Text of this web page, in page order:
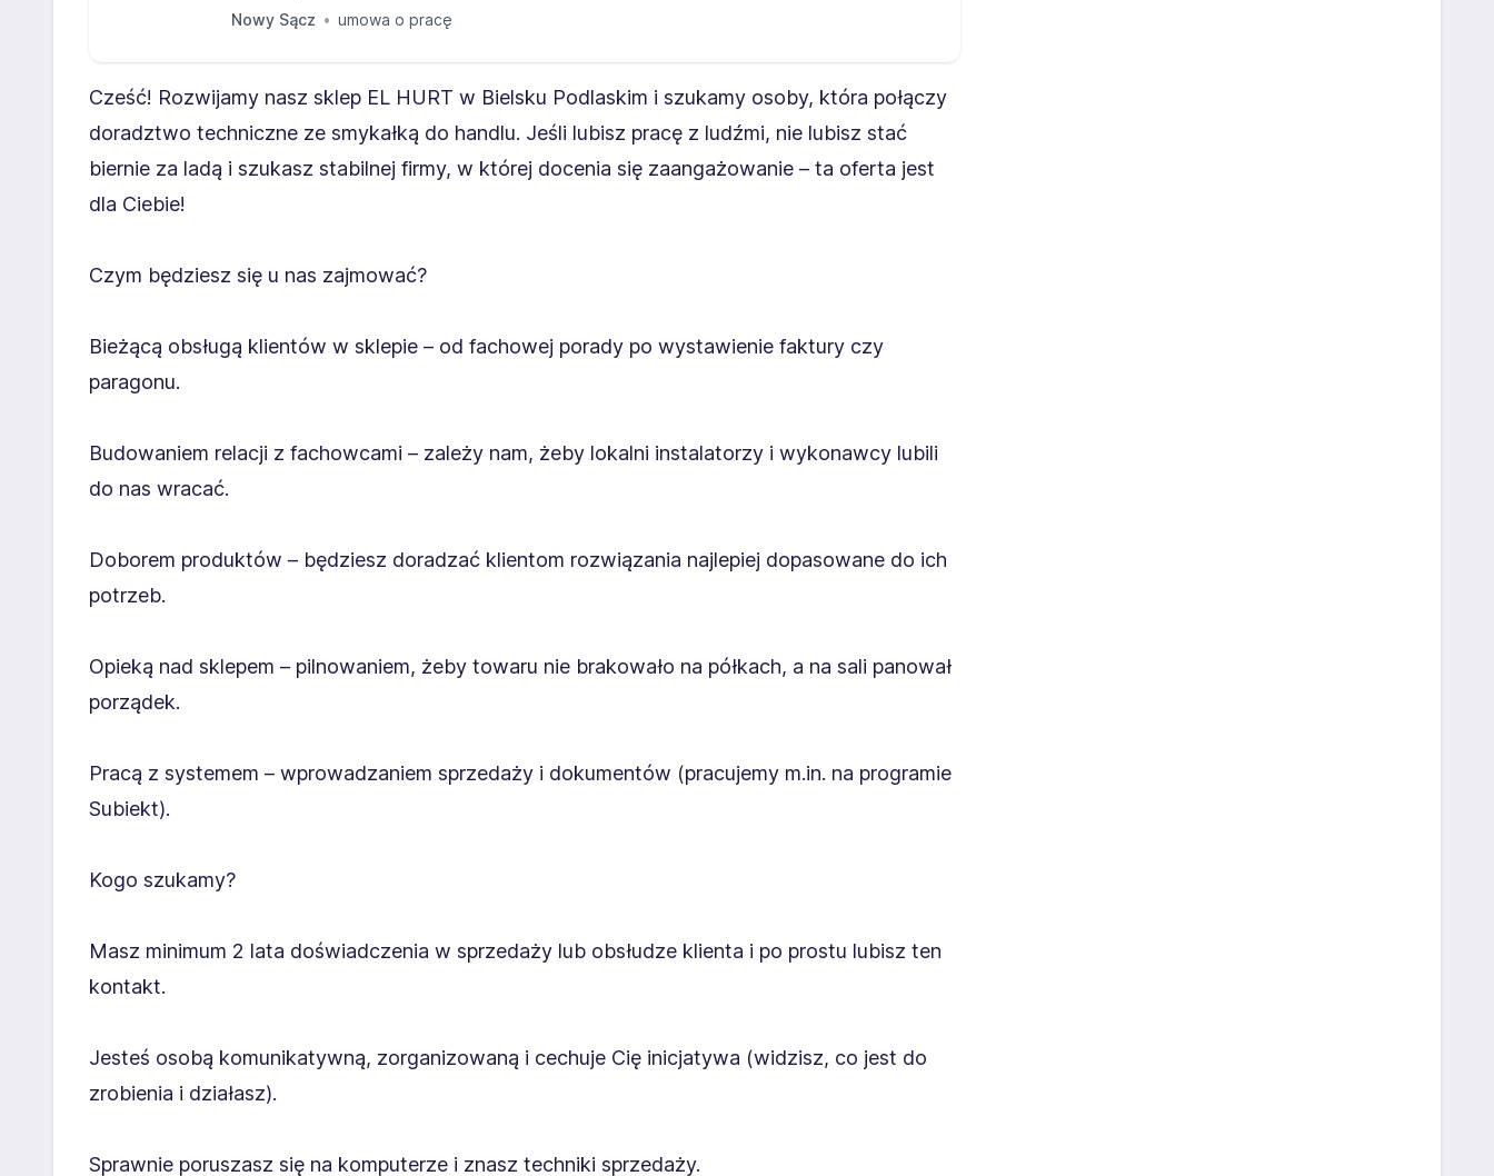
Nowy Sącz
umowa o pracę
Cześć! Rozwijamy nasz sklep EL HURT w Bielsku Podlaskim i szukamy osoby, która połączy
doradztwo techniczne ze smykałką do handlu. Jeśli lubisz pracę z ludźmi, nie lubisz stać
biernie za ladą i szukasz stabilnej firmy, w której docenia się zaangażowanie – ta oferta jest
dla Ciebie!
Czym będziesz się u nas zajmować?
Bieżącą obsługą klientów w sklepie – od fachowej porady po wystawienie faktury czy
paragonu.
Budowaniem relacji z fachowcami – zależy nam, żeby lokalni instalatorzy i wykonawcy lubili
do nas wracać.
Doborem produktów – będziesz doradzać klientom rozwiązania najlepiej dopasowane do ich
potrzeb.
Opieką nad sklepem – pilnowaniem, żeby towaru nie brakowało na półkach, a na sali panował
porządek.
Pracą z systemem – wprowadzaniem sprzedaży i dokumentów (pracujemy m.in. na programie
Subiekt).
Kogo szukamy?
Masz minimum 2 lata doświadczenia w sprzedaży lub obsłudze klienta i po prostu lubisz ten
kontakt.
Jesteś osobą komunikatywną, zorganizowaną i cechuje Cię inicjatywa (widzisz, co jest do
zrobienia i działasz).
Sprawnie poruszasz się na komputerze i znasz techniki sprzedaży.